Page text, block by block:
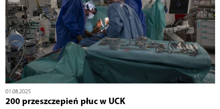
01.08.2025
200 przeszczepień płuc w UCK